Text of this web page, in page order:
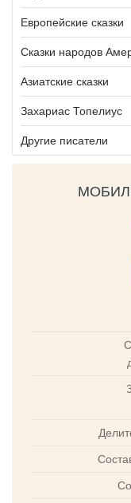
Европейские сказки
Сказки народов
Азиатские сказки
Захариас Топелиус
Другие писатели